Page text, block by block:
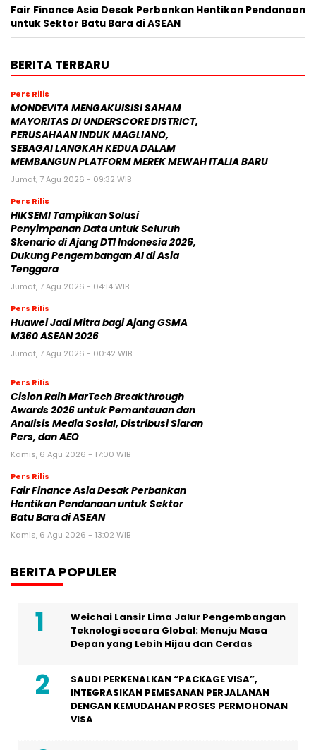
Fair Finance Asia Desak Perbankan Hentikan Pendanaan
untuk Sektor Batu Bara di ASEAN
BERITA TERBARU
Pers Rilis
MONDEVITA MENGAKUISISI SAHAM
MAYORITAS DI UNDERSCORE DISTRICT,
PERUSAHAAN INDUK MAGLIANO,
SEBAGAI LANGKAH KEDUA DALAM
MEMBANGUN PLATFORM MEREK MEWAH ITALIA BARU
Jumat, 7 Agu 2026 - 09:32 WIB
Pers Rilis
HIKSEMI Tampilkan Solusi
Penyimpanan Data untuk Seluruh
Skenario di Ajang DTI Indonesia 2026,
Dukung Pengembangan AI di Asia
Tenggara
Jumat, 7 Agu 2026 - 04:14 WIB
Pers Rilis
Huawei Jadi Mitra bagi Ajang GSMA
M360 ASEAN 2026
Jumat, 7 Agu 2026 - 00:42 WIB
Pers Rilis
Cision Raih MarTech Breakthrough
Awards 2026 untuk Pemantauan dan
Analisis Media Sosial, Distribusi Siaran
Pers, dan AEO
Kamis, 6 Agu 2026 - 17:00 WIB
Pers Rilis
Fair Finance Asia Desak Perbankan
Hentikan Pendanaan untuk Sektor
Batu Bara di ASEAN
Kamis, 6 Agu 2026 - 13:02 WIB
BERITA POPULER
Weichai Lansir Lima Jalur Pengembangan
Teknologi secara Global: Menuju Masa
Depan yang Lebih Hijau dan Cerdas
SAUDI PERKENALKAN “PACKAGE VISA”,
INTEGRASIKAN PEMESANAN PERJALANAN
DENGAN KEMUDAHAN PROSES PERMOHONAN
VISA